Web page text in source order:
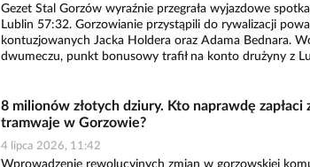
Gezet Stal Gorzów wyraźnie przegrała wyjazdowe
Lublin 57:32. Gorzowianie przystąpili do rywalizacji
kontuzjowanych Jacka Holdera oraz Adama Bednara.
dwumeczu, punkt bonusowy trafił na konto drużyny z
8 milionów złotych dziury. Kto naprawdę zapłaci
tramwaje w Gorzowie?
4 lipca 2026, 11:42
Wprowadzenie rewolucyjnych zmian w gorzowskiej